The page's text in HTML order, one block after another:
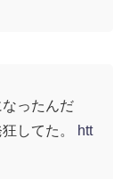
ったんだ
してた。
htt